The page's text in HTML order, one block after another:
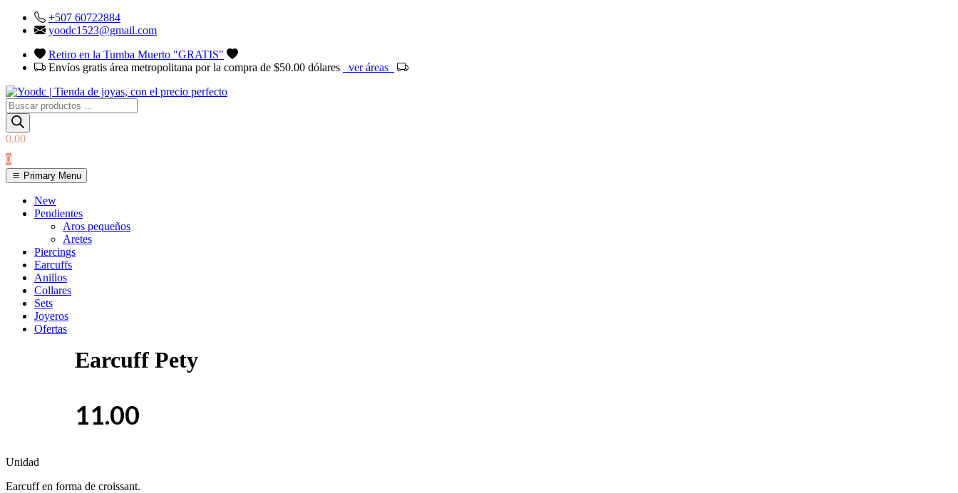
Skip
+507 60722884
yoodc1523@gmail.com
Retiro en la Tumba Muerto "GRATIS"
Envíos gratis área metropolitana por la compra de $50.00 dólares
ver áreas
Búsqueda
de
productos
0.00
0
YOodc
𝑻𝒊𝒆𝒏𝒅𝒂 𝒅𝒆 𝒋𝒐𝒚𝒂𝒔.
Primary Menu
New
Pendientes
Aros pequeños
Aretes
Piercings
Earcuffs
Anillos
Collares
Sets
Joyeros
Ofertas
Earcuff Pety
11.00
Unidad
Earcuff en forma de croissant.